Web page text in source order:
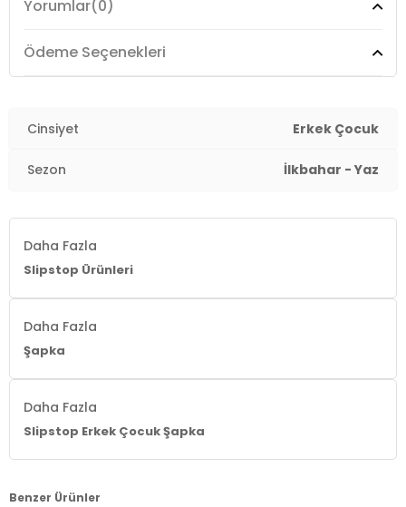
Yorumlar(0)
Ödeme Seçenekleri
Cinsiyet Erkek Çocuk
Sezon İlkbahar - Yaz
Daha Fazla
Slipstop Ürünleri
Daha Fazla
Şapka
Daha Fazla
Slipstop Erkek Çocuk Şapka
Benzer Ürünler